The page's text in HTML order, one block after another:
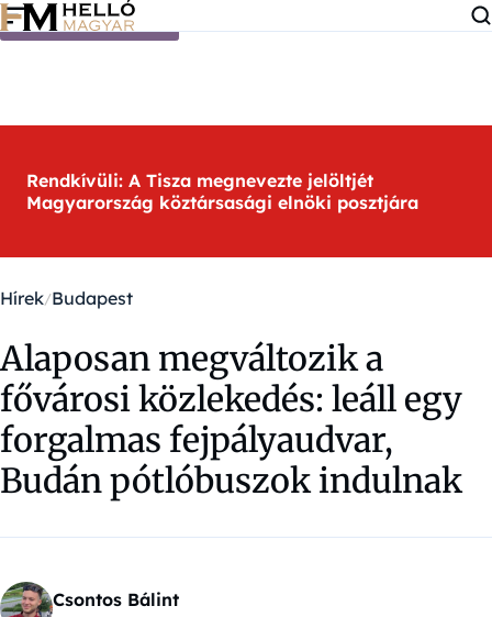
Ugrás a tartalomra
Rendkívüli: A Tisza megnevezte jelöltjét
Magyarország köztársasági elnöki posztjára
Hírek Budapest
Alaposan megváltozik a
fővárosi közlekedés: leáll egy
forgalmas fejpályaudvar,
Budán pótlóbuszok indulnak
Csontos Bálint